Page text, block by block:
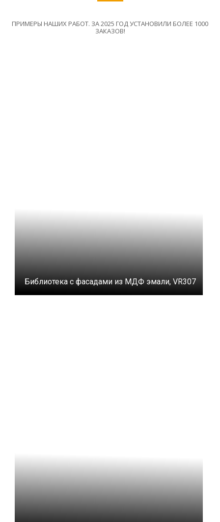
ПРИМЕРЫ НАШИХ РАБОТ. ЗА 2025 ГОД УСТАНОВИЛИ БОЛЕЕ 1000
ЗАКАЗОВ!
Библиотека с фасадами из МДФ эмали, VR307